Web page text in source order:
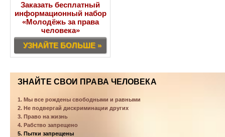
Заказать бесплатный
информационный набор
«Молодёжь за права
человека»
УЗНАЙТЕ БОЛЬШЕ »
ЗНАЙТЕ СВОИ ПРАВА ЧЕЛОВЕКА
1. Мы все рождены свободными и равными
2. Не подвергай дискриминации других
3. Право на жизнь
4. Рабство запрещено
5. Пытки запрещены